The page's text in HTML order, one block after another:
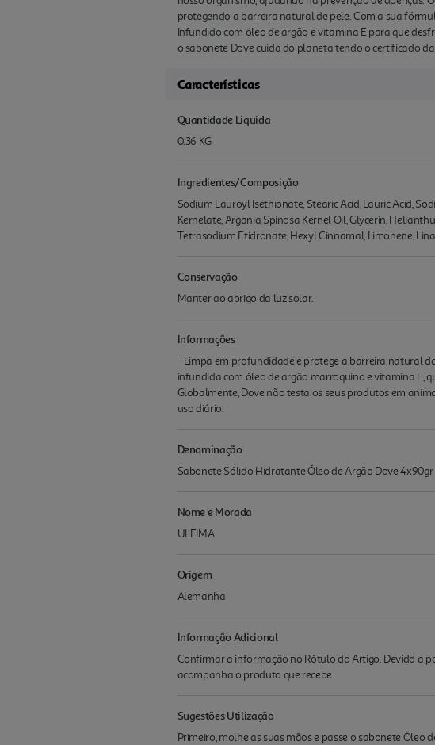
protegendo a barreira natural de pele. Com a sua
Infundido com óleo de argão e vitamina E para que
o sabonete Dove cuida do planeta tendo o certificado
Características
Quantidade Liquida
0.36 KG
Ingredientes/Composição
Sodium Lauroyl Isethionate, Stearic Acid, Lauric Acid,
Kernelate, Argania Spinosa Kernel Oil, Glycerin,
Tetrasodium Etidronate, Hexyl Cinnamal, Limonene,
Conservação
Manter ao abrigo da luz solar.
Informações
- Limpa em profundidade e protege a barreira natural
infundida com óleo de argão marroquino e vitamina E,
Globalmente, Dove não testa os seus produtos em
uso diário.
Denominação
Sabonete Sólido Hidratante Óleo de Argão Dove 4x90gr
Nome e Morada
ULFIMA
Origem
Alemanha
Informação Adicional
Confirmar a informação no Rótulo do Artigo. Devido a
acompanha o produto que recebe.
Sugestões Utilização
Primeiro, molhe as suas mãos e passe o sabonete